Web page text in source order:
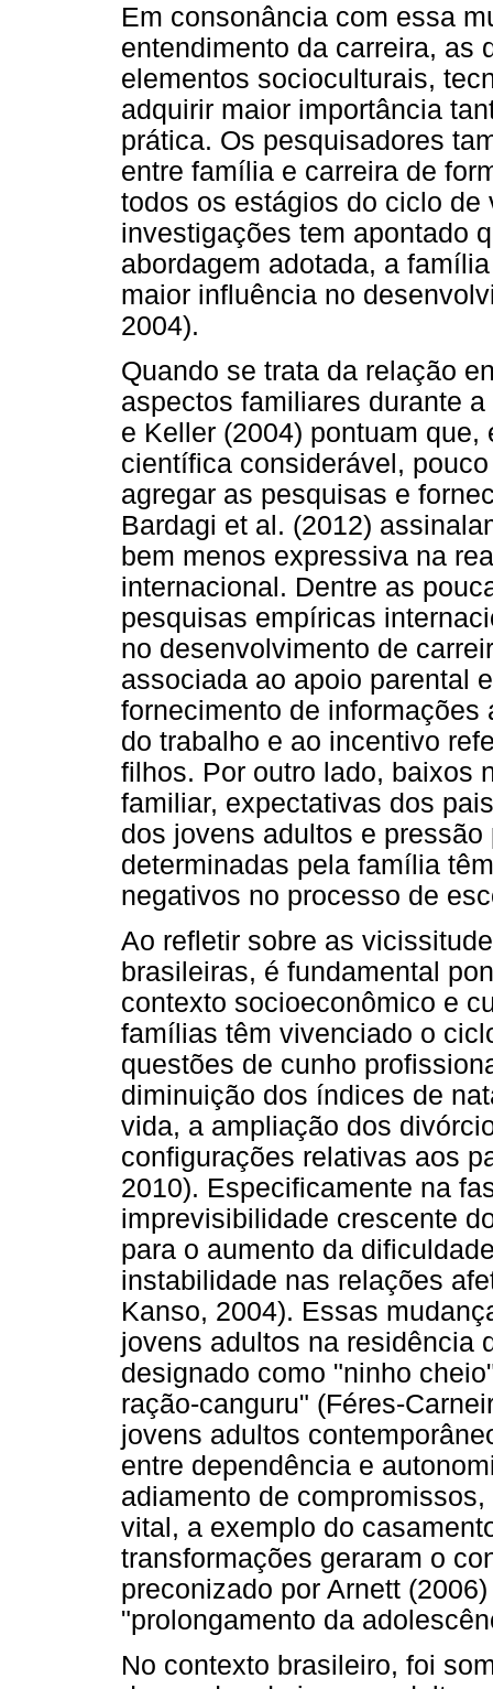
Em consonância com essa
entendimento da carreira, as
elementos socioculturais,
adquirir maior importância
prática. Os pesquisadores
entre família e carreira de
todos os estágios do ciclo
investigações tem apontado
abordagem adotada, a
maior influência no
2004).
Quando se trata da relação
aspectos familiares durante
e Keller (2004) pontuam
científica considerável,
agregar as pesquisas e
Bardagi et al. (2012)
bem menos expressiva na
internacional. Dentre as
pesquisas empíricas
no desenvolvimento de
associada ao apoio parental
fornecimento de
do trabalho e ao incentivo
filhos. Por outro lado, baixos
familiar, expectativas dos
dos jovens adultos e
determinadas pela família
negativos no processo de
Ao refletir sobre as
brasileiras, é fundamental
contexto socioeconômico e
famílias têm vivenciado o
questões de cunho
diminuição dos índices de
vida, a ampliação dos
configurações relativas aos
2010). Especificamente na
imprevisibilidade crescente
para o aumento da
instabilidade nas relações
Kanso, 2004). Essas
jovens adultos na residência
designado como "ninho
ração-canguru" (Féres-
jovens adultos
entre dependência e
adiamento de
vital, a exemplo do
transformações geraram o
preconizado por Arnett
"prolongamento da
No contexto brasileiro, foi